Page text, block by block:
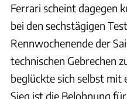
Ferrari scheint dagegen
bei den sechstägigen
Rennwochenende der
technischen Gebrechen
beglückte sich selbst mit
Sieg ist die Belohnung